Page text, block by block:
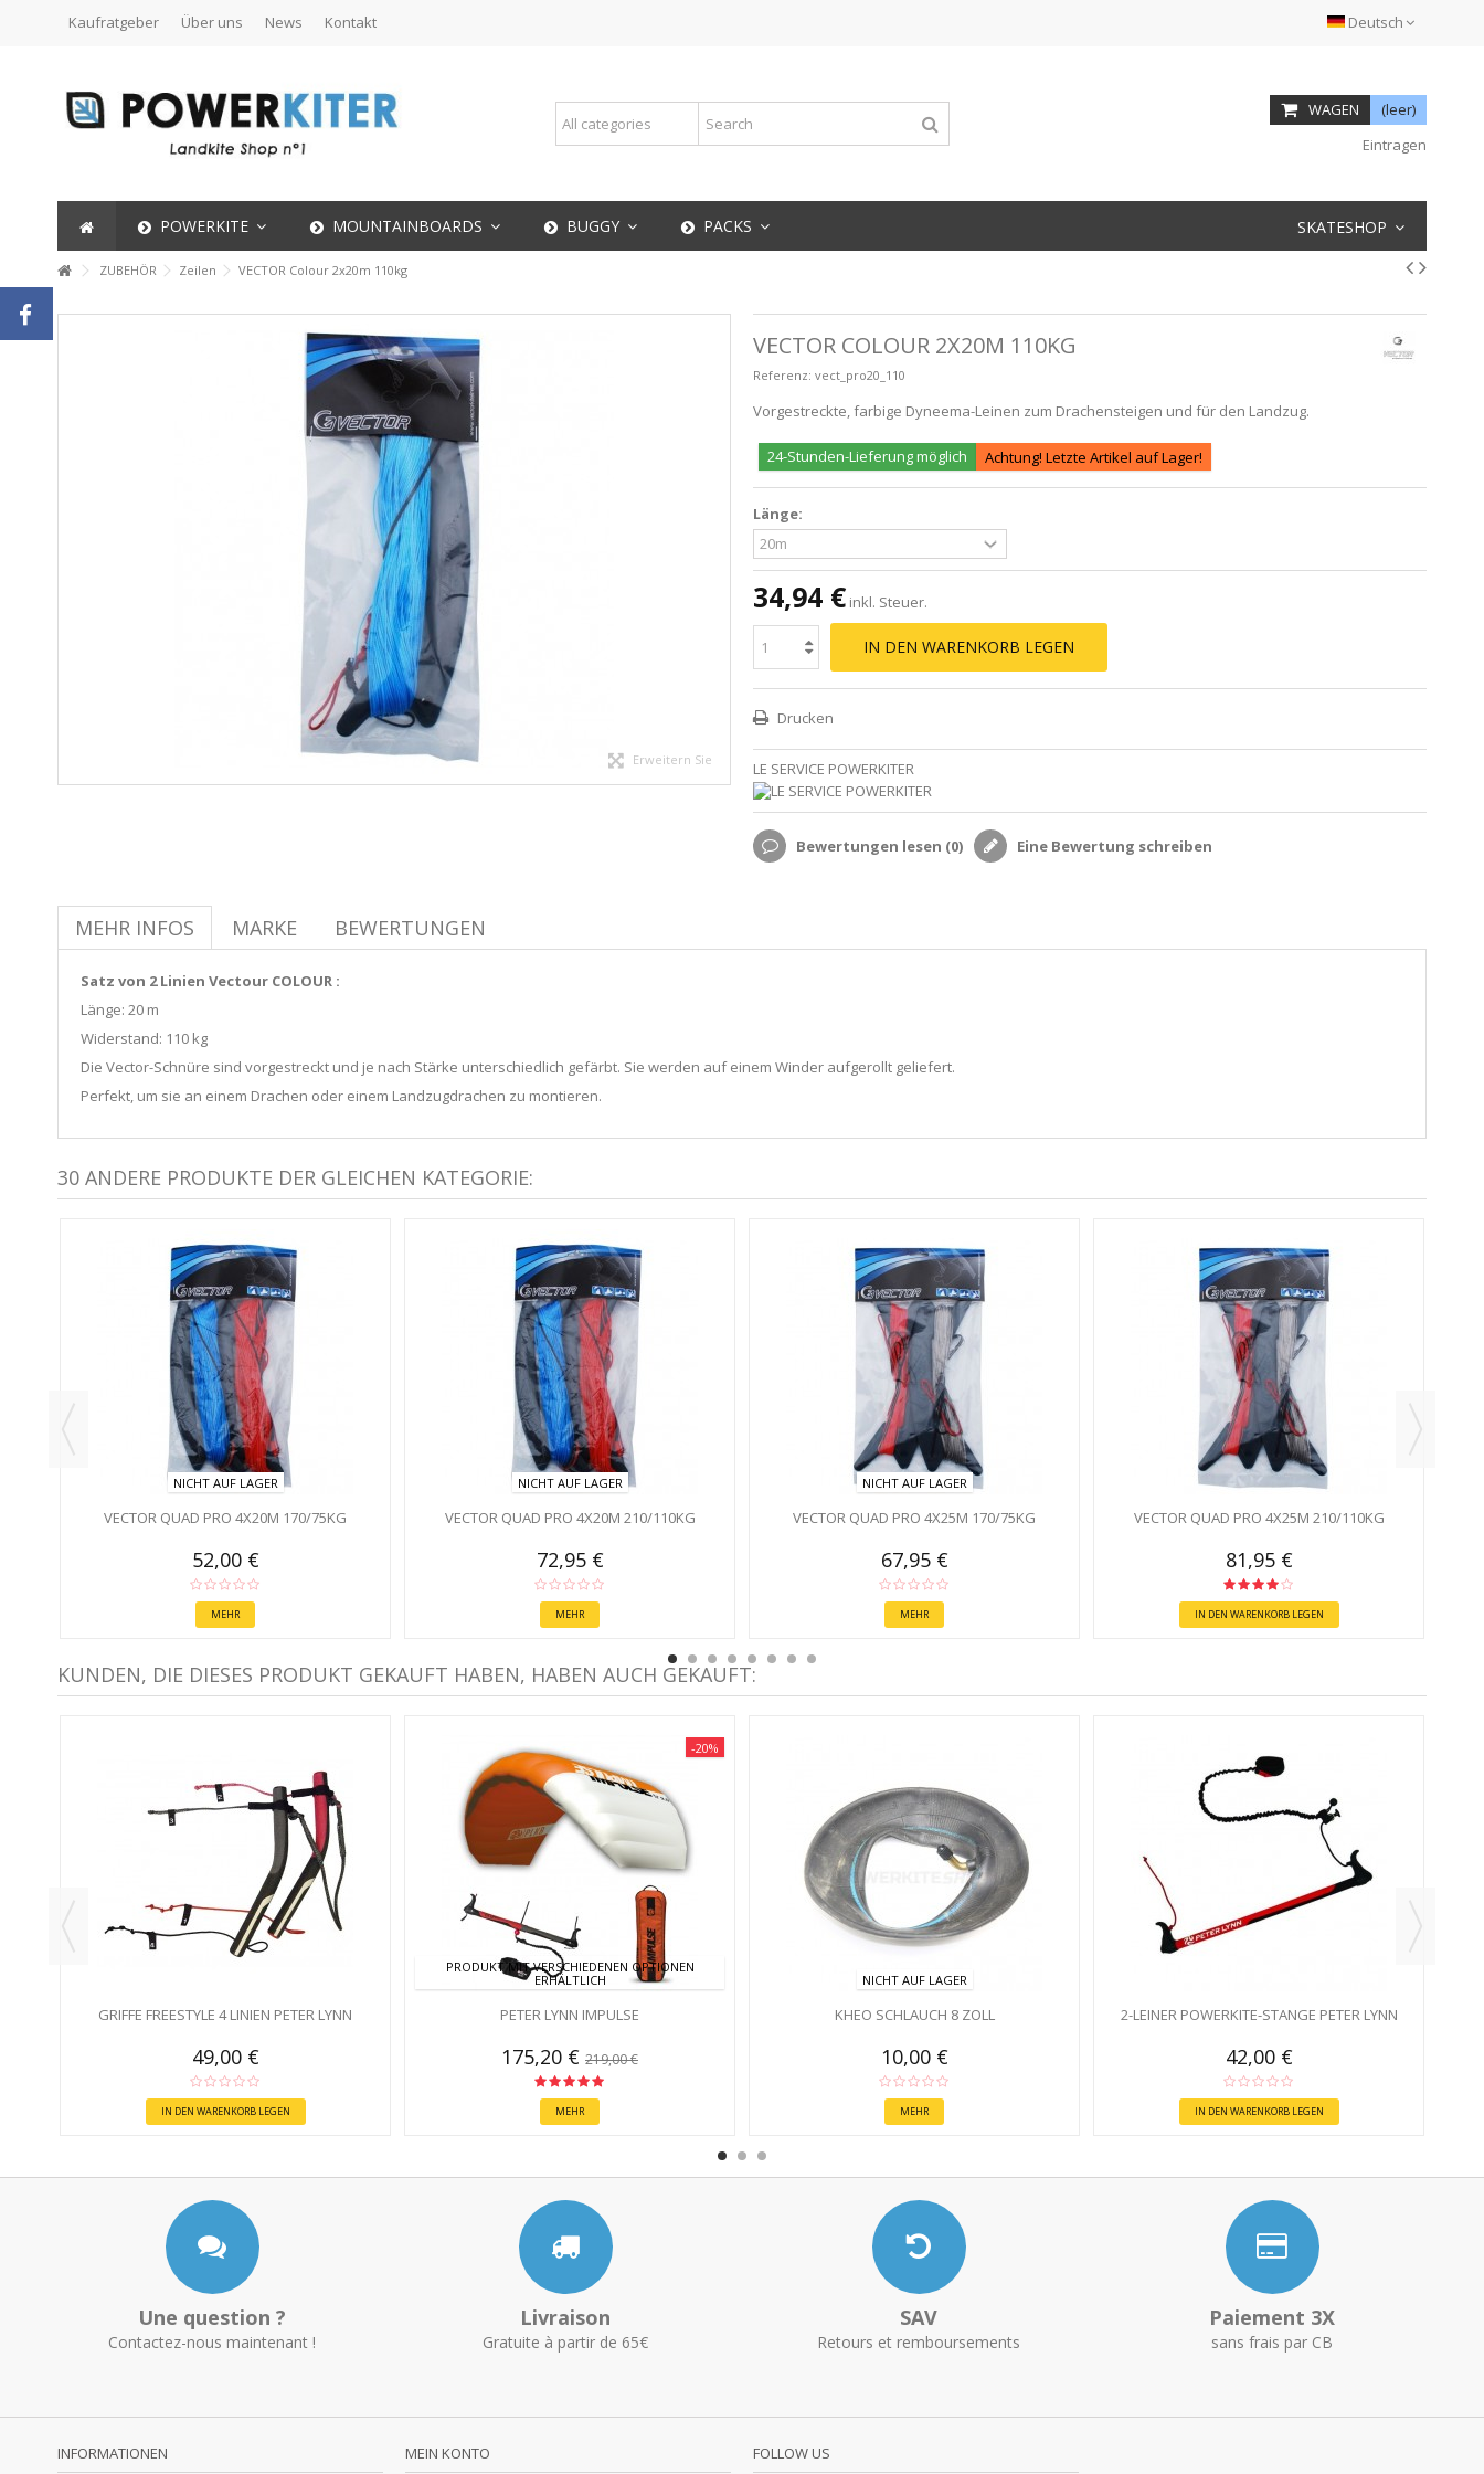
Deutsch
Kaufratgeber Über uns News Kontakt
WAGEN
(leer)
Eintragen
POWERKITE MOUNTAINBOARDS BUGGY PACKS SKATESHOP
ZUBEHÖR Zeilen VECTOR Colour 2x20m 110kg
Erweitern Sie
VECTOR COLOUR 2X20M 110KG
Referenz: vect_pro20_110
Vorgestreckte, farbige Dyneema-Leinen zum Drachensteigen und für den Landzug.
24-Stunden-Lieferung möglich Achtung! Letzte Artikel auf Lager!
Länge:
34,94 € inkl. Steuer.
IN DEN WARENKORB LEGEN
Drucken
LE SERVICE POWERKITER
Bewertungen lesen (0) Eine Bewertung schreiben
MEHR INFOS MARKE BEWERTUNGEN
Satz von 2 Linien Vectour COLOUR :
Länge: 20 m
Widerstand: 110 kg
Die Vector-Schnüre sind vorgestreckt und je nach Stärke unterschiedlich gefärbt. Sie werden auf einem Winder aufgerollt geliefert.
Perfekt, um sie an einem Drachen oder einem Landzugdrachen zu montieren.
30 ANDERE PRODUKTE DER GLEICHEN KATEGORIE:
NICHT AUF LAGER
VECTOR QUAD PRO 4X20M 170/75KG
52,00 €
MEHR
NICHT AUF LAGER
VECTOR QUAD PRO 4X20M 210/110KG
72,95 €
MEHR
NICHT AUF LAGER
VECTOR QUAD PRO 4X25M 170/75KG
67,95 €
MEHR
VECTOR QUAD PRO 4X25M 210/110KG
81,95 €
IN DEN WARENKORB LEGEN
KUNDEN, DIE DIESES PRODUKT GEKAUFT HABEN, HABEN AUCH GEKAUFT:
GRIFFE FREESTYLE 4 LINIEN PETER LYNN
49,00 €
IN DEN WARENKORB LEGEN
-20%
PRODUKT MIT VERSCHIEDENEN OPTIONEN
ERHÄLTLICH
PETER LYNN IMPULSE
175,20 € 219,00 €
MEHR
NICHT AUF LAGER
KHEO SCHLAUCH 8 ZOLL
10,00 €
MEHR
2-LEINER POWERKITE-STANGE PETER LYNN
42,00 €
IN DEN WARENKORB LEGEN
Une question ?
Contactez-nous maintenant !
Livraison
Gratuite à partir de 65€
SAV
Retours et remboursements
Paiement 3X
sans frais par CB
INFORMATIONEN MEIN KONTO FOLLOW US